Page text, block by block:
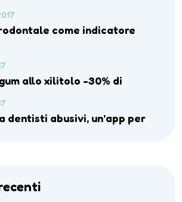
come indicatore
allo xilitolo -30% di
dentisti abusivi, un’app per